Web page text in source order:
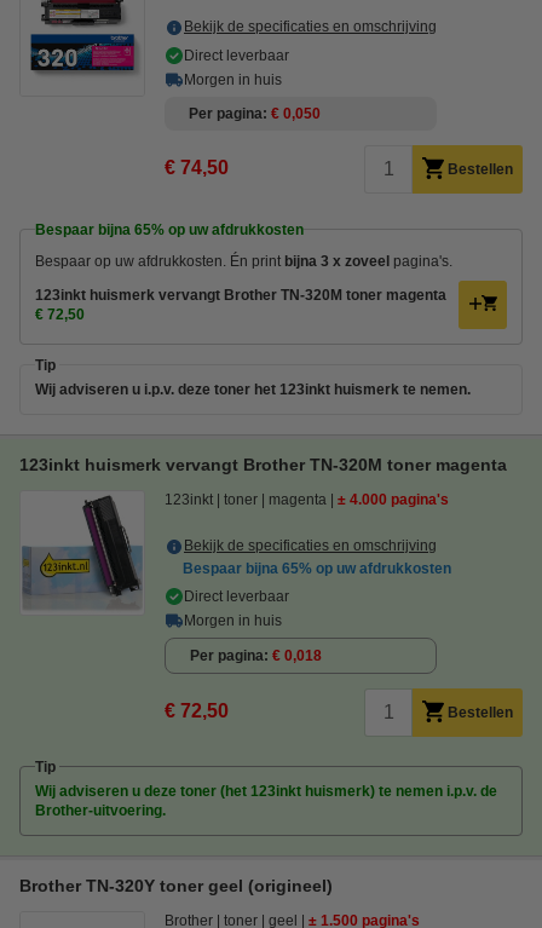
Bekijk de specificaties en omschrijving
Direct leverbaar
Morgen in huis
Per pagina € 0,050
€ 74,50 Bestellen
Bespaar bijna 65% op uw afdrukkosten
Bespaar op uw afdrukkosten. Én print bijna 3 x zoveel pagina's.
123inkt huismerk vervangt Brother TN-320M toner magenta
€ 72,50
Tip
Wij adviseren u i.p.v. deze toner het 123inkt huismerk te nemen.
123inkt huismerk vervangt Brother TN-320M toner magenta
123inkt toner magenta ± 4.000 pagina's
Bekijk de specificaties en omschrijving
Bespaar bijna 65% op uw afdrukkosten
Direct leverbaar
Morgen in huis
Per pagina € 0,018
€ 72,50 Bestellen
Tip
Wij adviseren u deze toner (het 123inkt huismerk) te nemen i.p.v. de
Brother-uitvoering.
Brother TN-320Y toner geel (origineel)
Brother toner geel ± 1.500 pagina's